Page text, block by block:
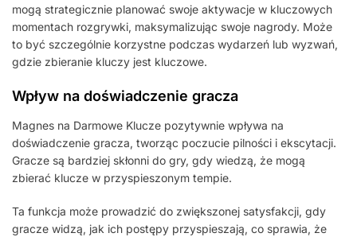
mogą strategicznie planować swoje aktywacje w kluczowych
momentach rozgrywki, maksymalizując swoje nagrody. Może
to być szczególnie korzystne podczas wydarzeń lub wyzwań,
gdzie zbieranie kluczy jest kluczowe.
Wpływ na doświadczenie gracza
Magnes na Darmowe Klucze pozytywnie wpływa na
doświadczenie gracza, tworząc poczucie pilności i ekscytacji.
Gracze są bardziej skłonni do gry, gdy wiedzą, że mogą
zbierać klucze w przyspieszonym tempie.
Ta funkcja może prowadzić do zwiększonej satysfakcji, gdy
gracze widzą, jak ich postępy przyspieszają, co sprawia, że